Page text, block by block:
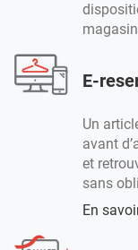
E-
Un
avant
et
sans
En